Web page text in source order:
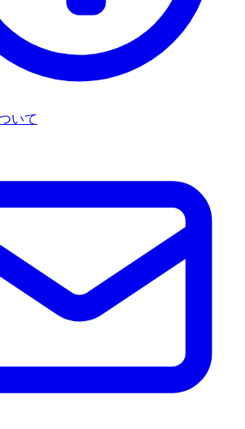
いて